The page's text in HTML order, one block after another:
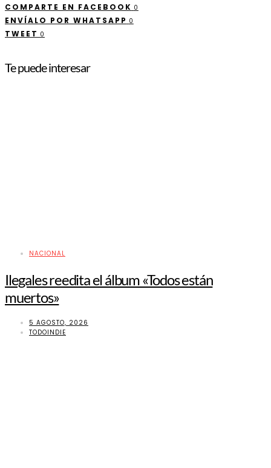
COMPARTE EN FACEBOOK 0
ENVÍALO POR WHATSAPP 0
TWEET 0
Te puede interesar
NACIONAL
Ilegales reedita el álbum «Todos están
muertos»
5 AGOSTO, 2026
TODOINDIE